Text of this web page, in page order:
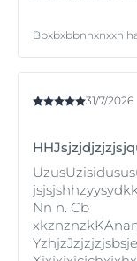
Bbxbxbbnnxnxxn
31/7/2026
Nn n. Cb